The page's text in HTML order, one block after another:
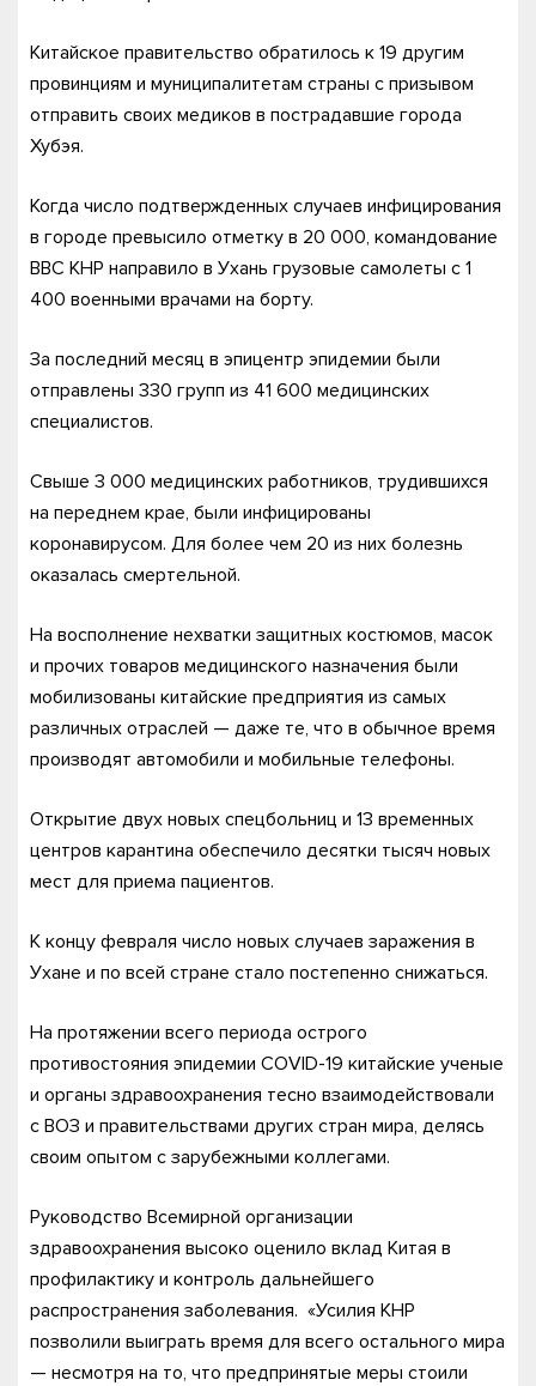
Китайское правительство обратилось к 19 другим
провинциям и муниципалитетам страны с призывом
отправить своих медиков в пострадавшие города
Хубэя.
Когда число подтвержденных случаев инфицирования
в городе превысило отметку в 20 000, командование
ВВС КНР направило в Ухань грузовые самолеты с 1
400 военными врачами на борту.
За последний месяц в эпицентр эпидемии были
отправлены 330 групп из 41 600 медицинских
специалистов.
Свыше 3 000 медицинских работников, трудившихся
на переднем крае, были инфицированы
коронавирусом. Для более чем 20 из них болезнь
оказалась смертельной.
На восполнение нехватки защитных костюмов, масок
и прочих товаров медицинского назначения были
мобилизованы китайские предприятия из самых
различных отраслей — даже те, что в обычное время
производят автомобили и мобильные телефоны.
Открытие двух новых спецбольниц и 13 временных
центров карантина обеспечило десятки тысяч новых
мест для приема пациентов.
К концу февраля число новых случаев заражения в
Ухане и по всей стране стало постепенно снижаться.
На протяжении всего периода острого
противостояния эпидемии COVID-19 китайские ученые
и органы здравоохранения тесно взаимодействовали
с ВОЗ и правительствами других стран мира, делясь
своим опытом с зарубежными коллегами.
Руководство Всемирной организации
здравоохранения высоко оценило вклад Китая в
профилактику и контроль дальнейшего
распространения заболевания. «Усилия КНР
позволили выиграть время для всего остального мира
— несмотря на то, что предпринятые меры стоили